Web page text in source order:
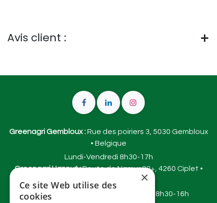
Avis client :
Greenagri Gembloux :Rue des poiriers 3, 5030 Gembloux
• Belgique
Lundi-Vendredi 8h30-17h
Greenagri Hannut :Route de Namur 22+, 4260 Ciplet •
Belgique
Mardi-vendredi 9h30-18h et samedi 8h30-16h
×
Ce site Web utilise des
cookies